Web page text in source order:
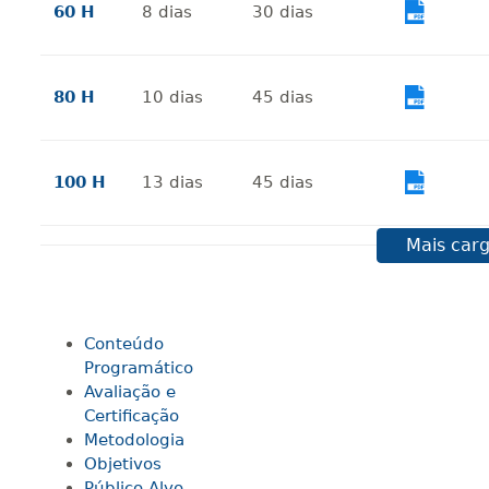
60 H 8 dias 30 dias
80 H 10 dias 45 dias
100 H 13 dias 45 dias
140 H 18
160 H 20dias
Mais
Conteúdo
Programático
Avaliação e
Certificação
Metodologia
Objetivos